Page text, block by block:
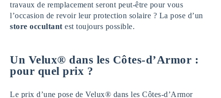
travaux de remplacement seront peut-être pour vous
l’occasion de revoir leur protection solaire ? La pose d’un
store occultant est toujours possible.
Un Velux® dans les Côtes-d’Armor :
pour quel prix ?
Le prix d’une pose de Velux® dans les Côtes-d’Armor